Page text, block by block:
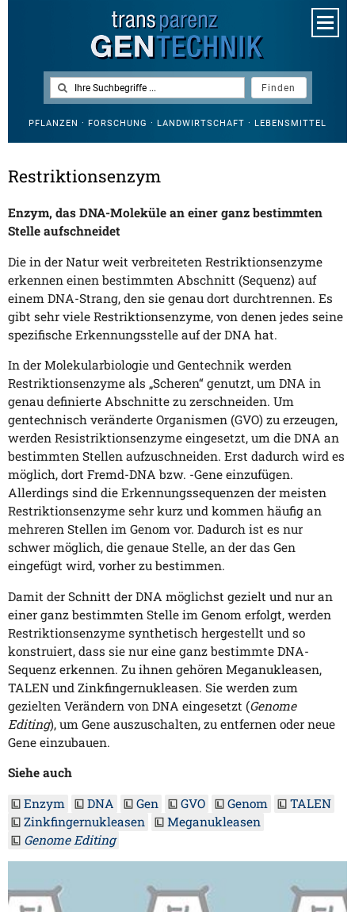
PFLANZEN · FORSCHUNG · LANDWIRTSCHAFT · LEBENSMITTEL
Restriktionsenzym
Enzym, das DNA-Moleküle an einer ganz bestimmten
Stelle aufschneidet
Die in der Natur weit verbreiteten Restriktionsenzyme
erkennen einen bestimmten Abschnitt (Sequenz) auf
einem DNA-Strang, den sie genau dort durchtrennen. Es
gibt sehr viele Restriktionsenzyme, von denen jedes seine
spezifische Erkennungsstelle auf der DNA hat.
In der Molekularbiologie und Gentechnik werden
Restriktionsenzyme als „Scheren“ genutzt, um DNA in
genau definierte Abschnitte zu zerschneiden. Um
gentechnisch veränderte Organismen (GVO) zu erzeugen,
werden Resistriktionsenzyme eingesetzt, um die DNA an
bestimmten Stellen aufzuschneiden. Erst dadurch wird es
möglich, dort Fremd-DNA bzw. -Gene einzufügen.
Allerdings sind die Erkennungssequenzen der meisten
Restriktionsenzyme sehr kurz und kommen häufig an
mehreren Stellen im Genom vor. Dadurch ist es nur
schwer möglich, die genaue Stelle, an der das Gen
eingefügt wird, vorher zu bestimmen.
Damit der Schnitt der DNA möglichst gezielt und nur an
einer ganz bestimmten Stelle im Genom erfolgt, werden
Restriktionsenzyme synthetisch hergestellt und so
konstruiert, dass sie nur eine ganz bestimmte DNA-
Sequenz erkennen. Zu ihnen gehören Meganukleasen,
TALEN und Zinkfingernukleasen. Sie werden zum
gezielten Verändern von DNA eingesetzt (Genome
Editing), um Gene auszuschalten, zu entfernen oder neue
Gene einzubauen.
Siehe auch
Enzym
DNA Gen GVO Genom
TALEN
Zinkfingernukleasen
Meganukleasen
Genome Editing